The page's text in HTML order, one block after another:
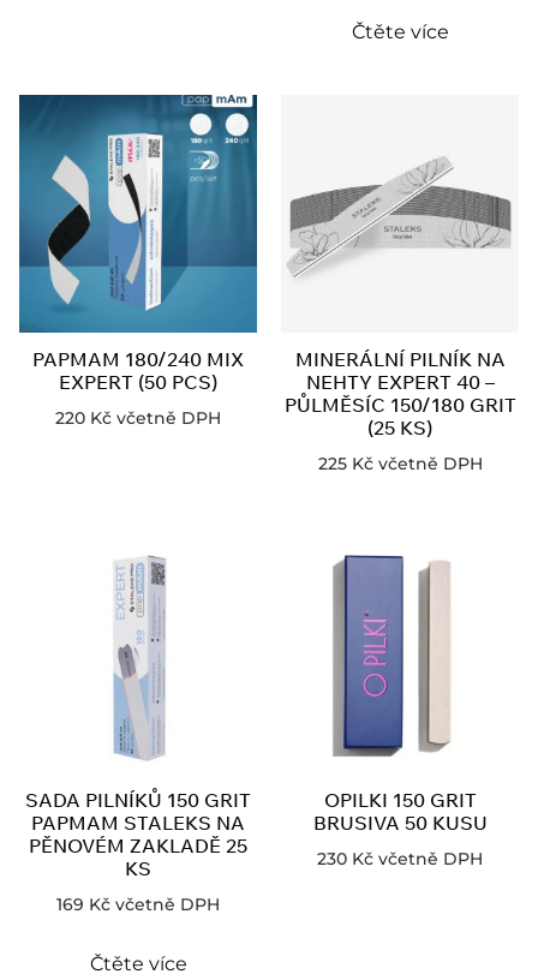
Čtěte více
PAPMAM 180/240 MIX
EXPERT (50 PCS)
220 Kč včetně DPH
MINERÁLNÍ PILNÍK NA
NEHTY EXPERT 40 –
PŮLMĚSÍC 150/180 GRIT
(25 KS)
225 Kč včetně DPH
SADA PILNÍKŮ 150 GRIT
PAPMAM STALEKS NA
PĚNOVÉM ZAKLADĚ 25
KS
169 Kč včetně DPH
Čtěte více
OPILKI 150 GRIT
BRUSIVA 50 KUSU
230 Kč včetně DPH